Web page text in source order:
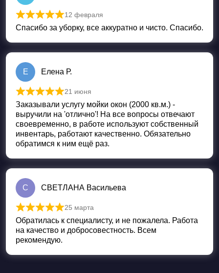
Оценка из 5
12 февраля
Спасибо за уборку, все аккуратно и чисто. Спасибо.
Е Елена Р.
Оценка
21 июня
Заказывали услугу мойки окон (2000 кв.м.) -
выручили на 'отлично'! На все вопросы отвечают
своевременно, в работе используют собственный
инвентарь, работают качественно. Обязательно
обратимся к ним ещё раз.
С СВЕТЛАНА Васильева
Оценка из 5
25 марта
Обратилась к специалисту, и не пожалела. Работа
на качество и добросовестность. Всем
рекомендую.